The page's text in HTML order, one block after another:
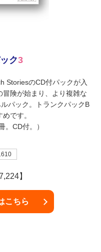
ク3
StoriesのCD付パックが入
険が始まり、より複雑な
パック。トランクパックB
です。
。CD付。）
】
こちら